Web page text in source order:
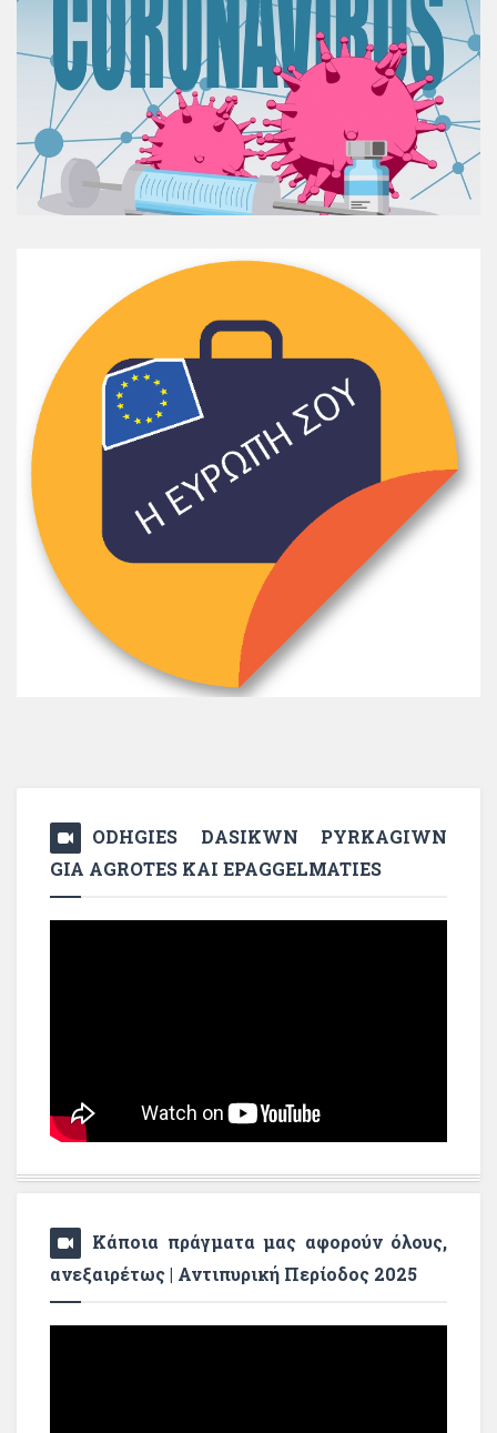
ODHGIES DASIKWN PYRKAGIWN
GIA AGROTES KAI EPAGGELMATIES
Κάποια πράγματα μας αφορούν όλους,
ανεξαιρέτως | Αντιπυρική Περίοδος 2025